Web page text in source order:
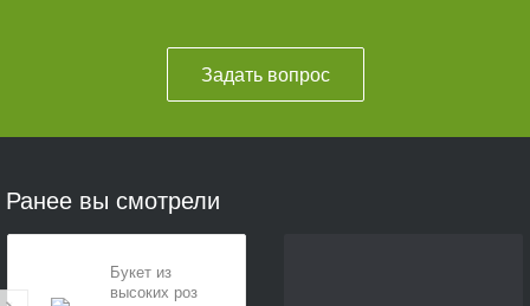
Задать вопрос
Ранее вы смотрели
Букет из
высоких роз